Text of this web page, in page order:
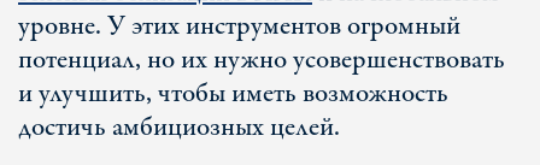
уровне. У этих инструментов огромный
потенциал, но их нужно усовершенствовать
и улучшить, чтобы иметь возможность
достичь амбициозных целей.